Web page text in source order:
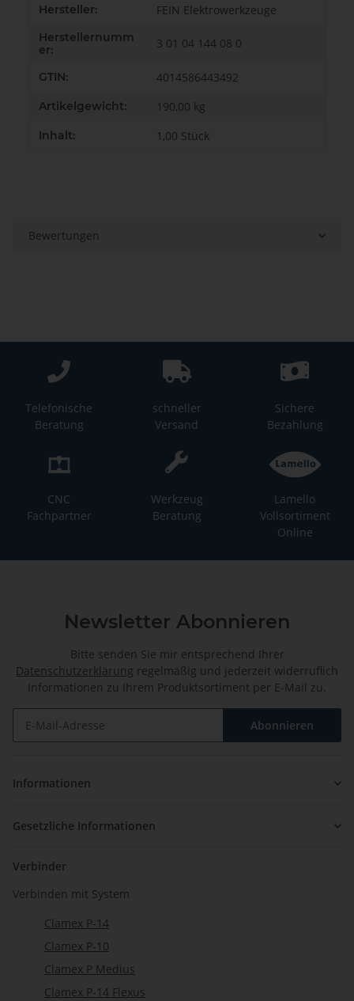
Produkteigenschaft
Wert
Hersteller: FEIN Elektrowerkzeuge
Herstellernumm
er:
3 01 04 144 08 0
GTIN: 4014586443492
Artikelgewicht: 190,00 kg
Inhalt: 1,00 Stück
Bewertungen
Telefonische
Beratung
schneller
Versand
Sichere
Bezahlung
CNC
Fachpartner
Werkzeug
Beratung
Lamello
Vollsortiment
Online
Newsletter Abonnieren
Bitte senden Sie mir entsprechend Ihrer
Datenschutzerklärung regelmäßig und jederzeit widerruflich
Informationen zu Ihrem Produktsortiment per E-Mail zu.
Abonnieren
Informationen
Gesetzliche Informationen
Verbinder
Verbinden mit System
Clamex P-14
Clamex P-10
Clamex P Medius
Clamex P-14 Flexus